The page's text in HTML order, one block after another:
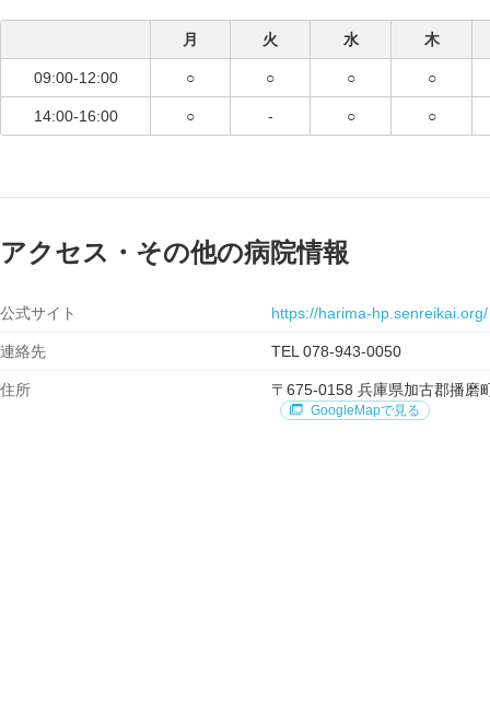
月 火 水 木
09:00-12:00 ○ ○ ○ ○
14:00-16:00 ○ - ○ ○
アクセス・その他の病院情報
公式サイト https://harima-hp.senreikai.org/
連絡先 TEL 078-943-0050
住所 〒675-0158 兵庫県加古郡播磨
GoogleMapで見る